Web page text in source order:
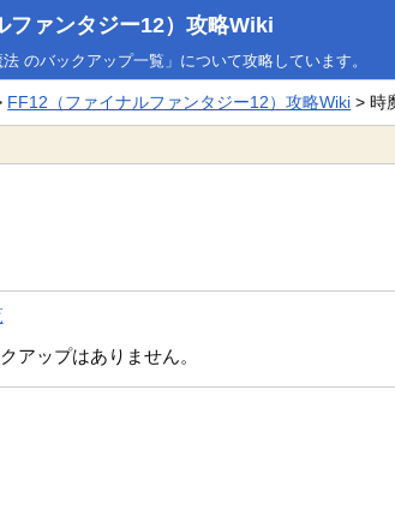
ファンタジー12）攻略Wiki
のバックアップ一覧」について攻略しています。
FF12（ファイナルファンタジー12）攻略Wiki > 時
アップはありません。